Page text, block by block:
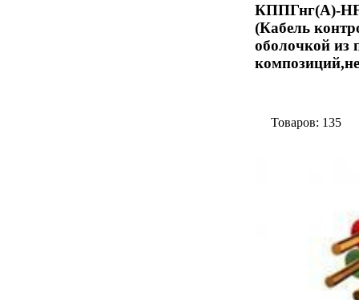
КППГнг(А)-
(Кабель
оболочкой из
Товаров: 135